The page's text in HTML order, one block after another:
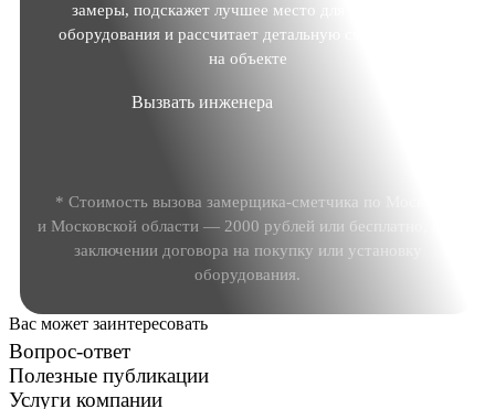
замеры, подскажет лучшее место для установки
оборудования и рассчитает детальную смету прямо
на объекте
Вызвать инженера
* Стоимость вызова замерщика-сметчика по Москве
и Московской области — 2000 рублей или бесплатно, при
заключении договора на покупку или установку
оборудования.
Вас может заинтересовать
Вопрос-ответ
Полезные публикации
Услуги компании